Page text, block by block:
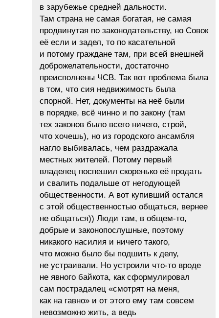
в зарубежье средней дальности.
Там страна не самая богатая, не самая
продвинутая по законодательству, но Совок
её если и задел, то по касательной
и потому граждане там, при всей внешней
доброжелательности, достаточно
преисполнены ЧСВ. Так вот проблема была
в том, что сия недвижимость была
спорной. Нет, документы на неё были
в порядке, всё чинно и по закону (там
тех законов было всего ничего, строй,
что хочешь), но из городского ансамбля
нагло выбивалась, чем раздражала
местных жителей. Потому первый
владелец поспешил скоренько её продать
и свалить подальше от негодующей
общественности. А вот купивший остался
с этой общественностью общаться, вернее
не общаться)) Люди там, в общем-то,
добрые и законопослушные, поэтому
никакого насилия и ничего такого,
что можно было бы подшить к делу,
не устраивали. Но устроили что-то вроде
не явного байкота, как сформулировал
сам пострадалец «смотрят на меня,
как на гавно» и от этого ему там совсем
невозможно жить, а ведь